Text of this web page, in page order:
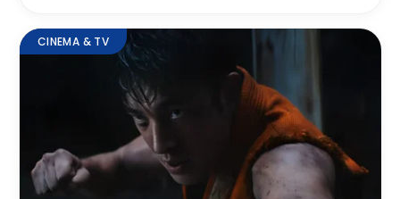
CINEMA & TV